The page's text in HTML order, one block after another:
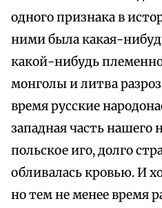
одного признака в
ними была какая-
какой-нибудь
монголы и литва
время русские
западная часть нашего
польское иго, долго
обливалась кровью. И
но тем не менее время